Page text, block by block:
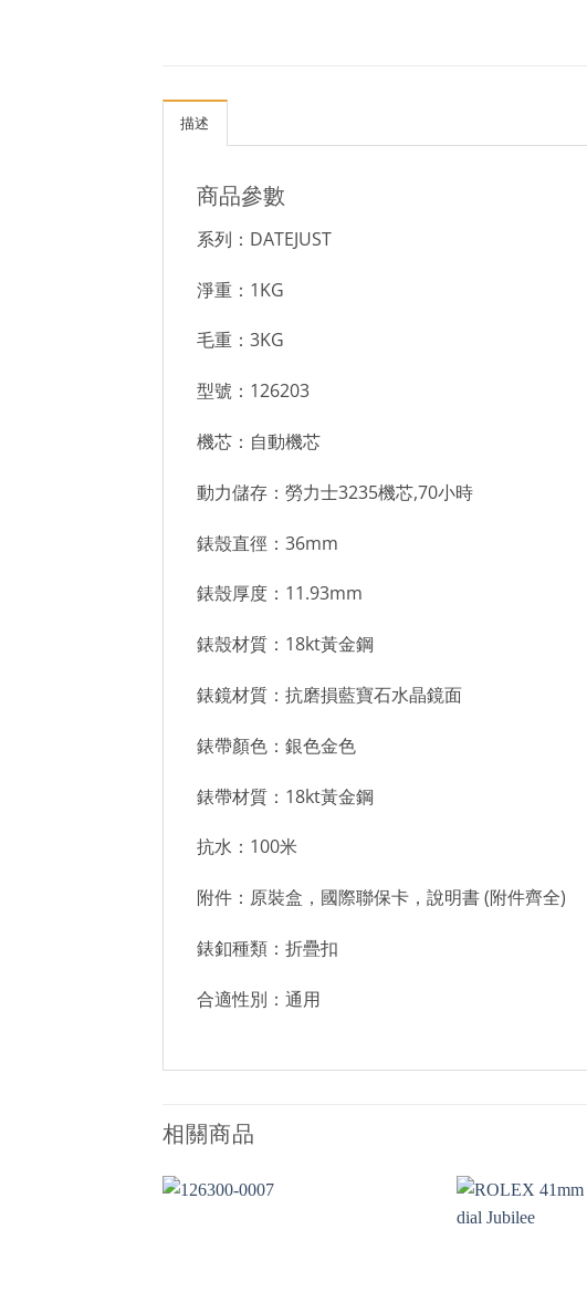
描述
商品參數
系列：DATEJUST
淨重：1KG
毛重：3KG
型號：126203
機芯：自動機芯
動力儲存：勞力士3235機芯,70小時
錶殼直徑：36mm
錶殼厚度：11.93mm
錶殼材質：18kt黃金鋼
錶鏡材質：抗磨損藍寶石水晶鏡面
錶帶顏色：銀色金色
錶帶材質：18kt黃金鋼
抗水：100米
附件：原裝盒，國際聯保卡，說明書 (附件齊全)
錶釦種類：折疊扣
合適性別：通用
相關商品